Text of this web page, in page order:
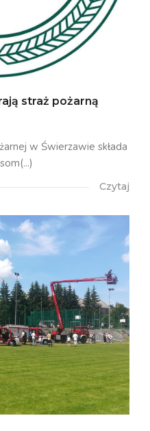
straż pożarną
w Świerzawie składa
Czytaj